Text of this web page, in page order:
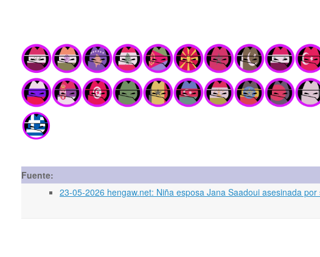
Fuente:
23-05-2026 hengaw.net: Niña esposa Jana Saadoui asesinada